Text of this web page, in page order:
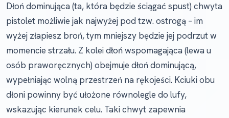
Dłoń dominująca (ta, która będzie ściągać spust) chwyta
pistolet możliwie jak najwyżej pod tzw. ostrogą – im
wyżej złapiesz broń, tym mniejszy będzie jej podrzut w
momencie strzału. Z kolei dłoń wspomagająca (lewa u
osób praworęcznych) obejmuje dłoń dominującą,
wypełniając wolną przestrzeń na rękojeści. Kciuki obu
dłoni powinny być ułożone równolegle do lufy,
wskazując kierunek celu. Taki chwyt zapewnia